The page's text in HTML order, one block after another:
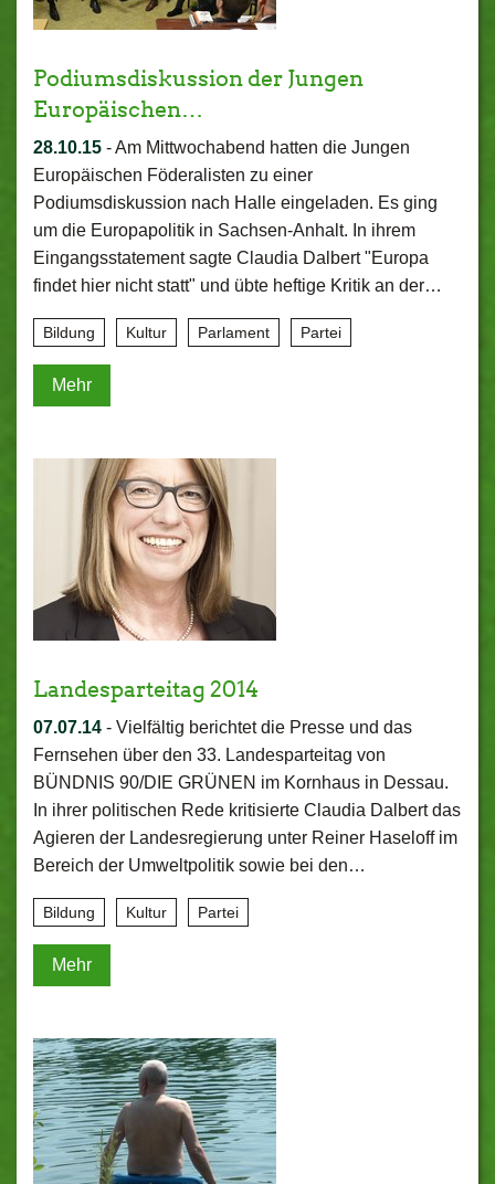
Podiumsdiskussion der Jungen
Europäischen…
28.10.15 -Am Mittwochabend hatten die Jungen
Europäischen Föderalisten zu einer
Podiumsdiskussion nach Halle eingeladen. Es ging
um die Europapolitik in Sachsen-Anhalt. In ihrem
Eingangsstatement sagte Claudia Dalbert "Europa
findet hier nicht statt" und übte heftige Kritik an der…
Bildung Kultur Parlament Partei
Mehr
Landesparteitag 2014
07.07.14 - Vielfältig berichtet die Presse und das
Fernsehen über den 33. Landesparteitag von
BÜNDNIS 90/DIE GRÜNEN im Kornhaus in Dessau.
In ihrer politischen Rede kritisierte Claudia Dalbert das
Agieren der Landesregierung unter Reiner Haseloff im
Bereich der Umweltpolitik sowie bei den…
Bildung Kultur Partei
Mehr